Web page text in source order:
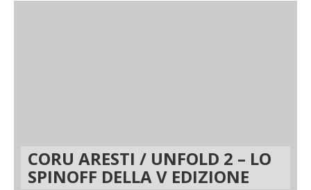
CORU ARESTI / UNFOLD 2 – LO
SPINOFF DELLA V EDIZIONE